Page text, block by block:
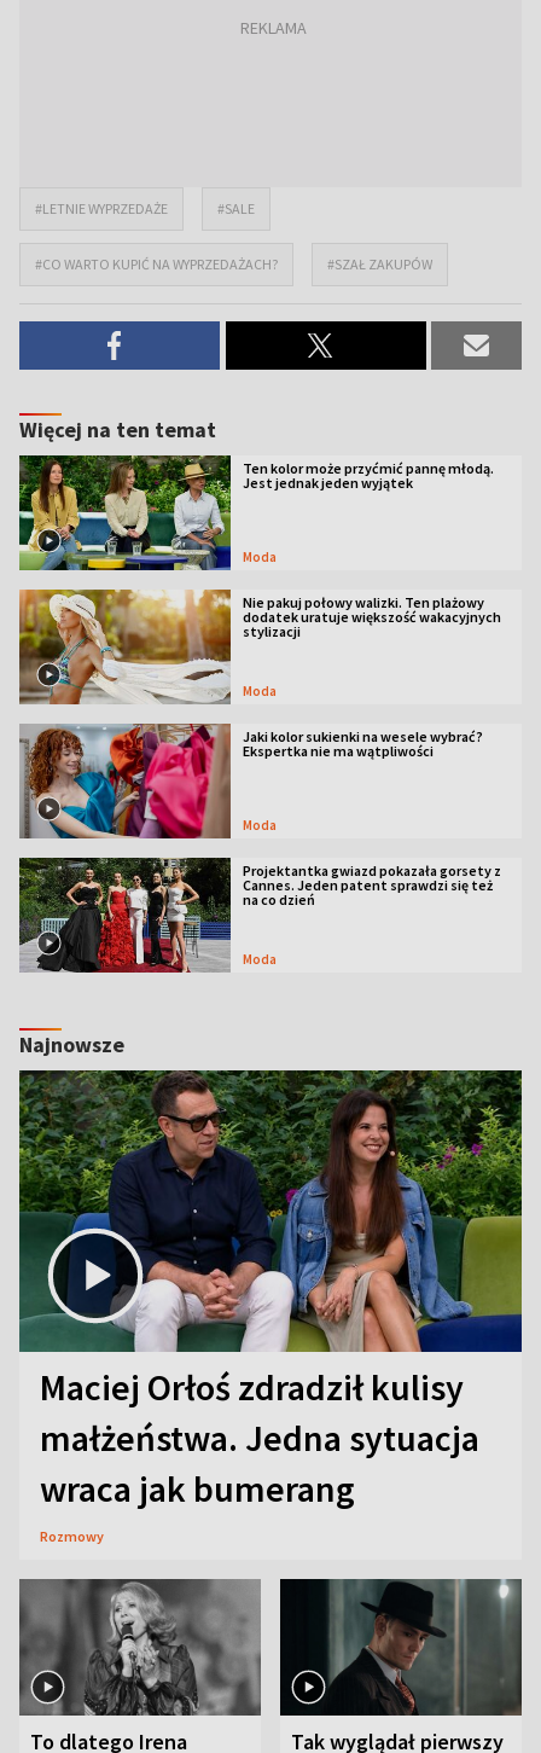
#LETNIE WYPRZEDAŻE #SALE
#CO WARTO KUPIĆ NA WYPRZEDAŻACH? #SZAŁ ZAKUPÓW
Więcej na ten temat
Ten kolor może przyćmić pannę młodą.
Jest jednak jeden wyjątek
Moda
Nie pakuj połowy walizki. Ten plażowy
dodatek uratuje większość wakacyjnych
stylizacji
Moda
Jaki kolor sukienki na wesele wybrać?
Ekspertka nie ma wątpliwości
Moda
Projektantka gwiazd pokazała gorsety z
Cannes. Jeden patent sprawdzi się też
na co dzień
Moda
Najnowsze
Maciej Orłoś zdradził kulisy
małżeństwa. Jedna sytuacja
wraca jak bumerang
Rozmowy
To dlatego Irena Tak wyglądał pierwszy